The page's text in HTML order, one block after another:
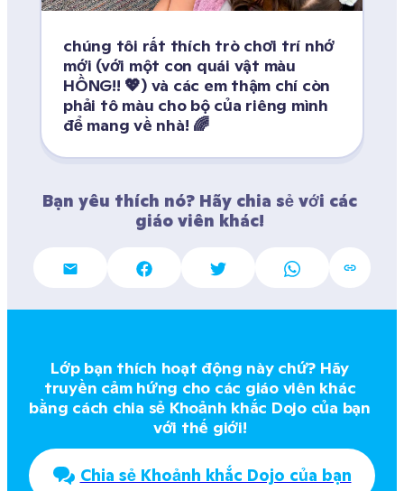
chúng tôi rất thích trò chơi trí nhớ
mới (với một con quái vật màu
HỒNG!! 💖) và các em thậm chí còn
phải tô màu cho bộ của riêng mình
để mang về nhà! 🌈
Bạn yêu thích nó? Hãy chia sẻ với các
giáo viên khác!
Lớp bạn thích hoạt động này chứ? Hãy
truyền cảm hứng cho các giáo viên khác
bằng cách chia sẻ Khoảnh khắc Dojo của bạn
với thế giới!
Chia sẻ Khoảnh khắc Dojo của bạn